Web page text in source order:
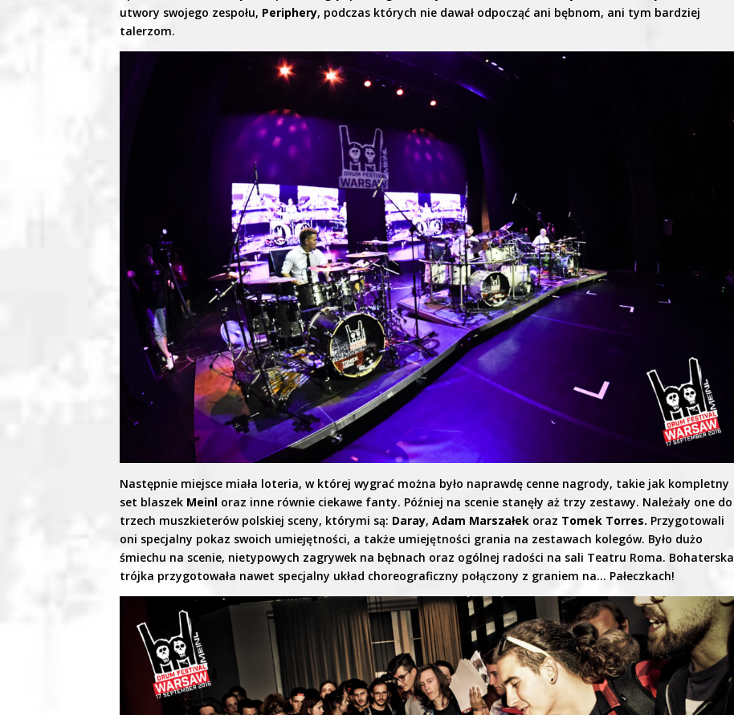
utwory swojego zespołu, Periphery, podczas których nie dawał odpocząć ani bębnom, ani tym bardziej
talerzom.
Następnie miejsce miała loteria, w której wygrać można było naprawdę cenne nagrody, takie jak kompletny
set blaszek Meinl oraz inne równie ciekawe fanty. Później na scenie stanęły aż trzy zestawy. Należały one do
trzech muszkieterów polskiej sceny, którymi są: Daray,Adam Marszałek oraz Tomek Torres. Przygotowali
oni specjalny pokaz swoich umiejętności, a także umiejętności grania na zestawach kolegów. Było dużo
śmiechu na scenie, nietypowych zagrywek na bębnach oraz ogólnej radości na sali Teatru Roma. Bohaterska
trójka przygotowała nawet specjalny układ choreograficzny połączony z graniem na… Pałeczkach!